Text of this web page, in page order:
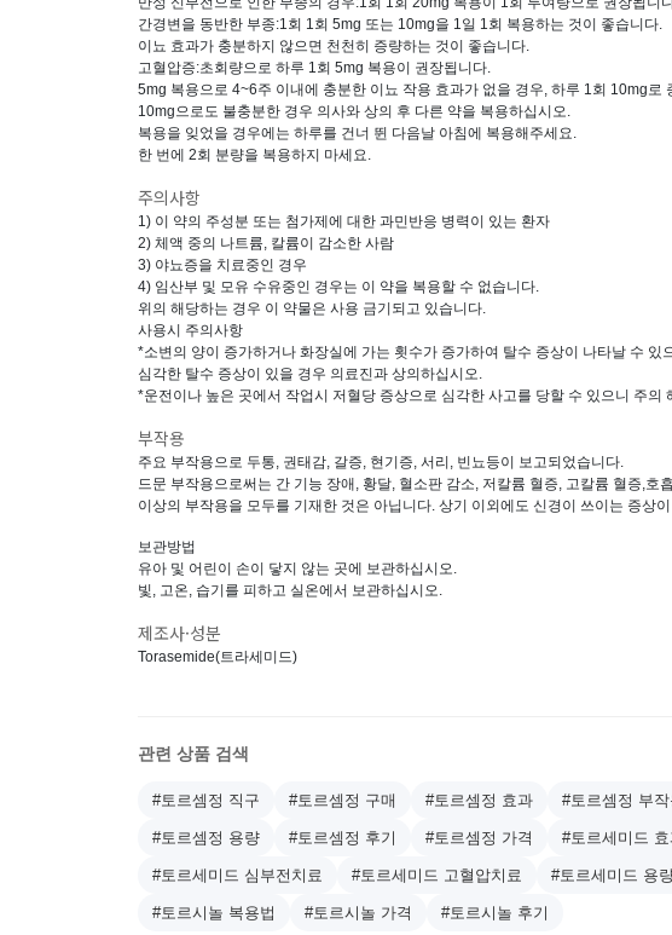
간경변을 동반한 부종:1회 1회 5mg 또는 10mg을 1일 1회 복용하는 것이 좋습니다.
이뇨 효과가 충분하지 않으면 천천히 증량하는 것이 좋습니다.
고혈압증:초회량으로 하루 1회 5mg 복용이 권장됩니다.
5mg 복용으로 4~6주 이내에 충분한 이뇨 작용 효과가 없을 경우, 하루 1회 10mg로
10mg으로도 불충분한 경우 의사와 상의 후 다른 약을 복용하십시오.
복용을 잊었을 경우에는 하루를 건너 뛴 다음날 아침에 복용해주세요.
한 번에 2회 분량을 복용하지 마세요.
주의사항
1) 이 약의 주성분 또는 첨가제에 대한 과민반응 병력이 있는 환자
2) 체액 중의 나트륨, 칼륨이 감소한 사람
3) 야뇨증을 치료중인 경우
4) 임산부 및 모유 수유중인 경우는 이 약을 복용할 수 없습니다.
위의 해당하는 경우 이 약물은 사용 금기되고 있습니다.
사용시 주의사항
*소변의 양이 증가하거나 화장실에 가는 횟수가 증가하여 탈수 증상이 나타날 수 있
심각한 탈수 증상이 있을 경우 의료진과 상의하십시오.
*운전이나 높은 곳에서 작업시 저혈당 증상으로 심각한 사고를 당할 수 있으니 주의
부작용
주요 부작용으로 두통, 권태감, 갈증, 현기증, 서리, 빈뇨등이 보고되었습니다.
드문 부작용으로써는 간 기능 장애, 황달, 혈소판 감소, 저칼륨 혈증, 고칼륨 혈증,호
이상의 부작용을 모두를 기재한 것은 아닙니다. 상기 이외에도 신경이 쓰이는 증상
보관방법
유아 및 어린이 손이 닿지 않는 곳에 보관하십시오.
빛, 고온, 습기를 피하고 실온에서 보관하십시오.
제조사·성분
Torasemide(트라세미드)
관련 상품 검색
#토르셈정 직구 #토르셈정 구매 #토르셈정 효과 #토르셈정 부작
#토르셈정 용량 #토르셈정 후기 #토르셈정 가격 #토르세미드
#토르세미드 심부전치료 #토르세미드 고혈압치료 #토르세미드 용
#토르시놀 복용법 #토르시놀 가격 #토르시놀 후기